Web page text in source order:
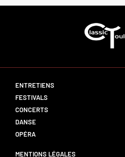
ENTRETIENS
FESTIVALS
CONCERTS
DANSE
OPÉRA
MENTIONS LÉGALES